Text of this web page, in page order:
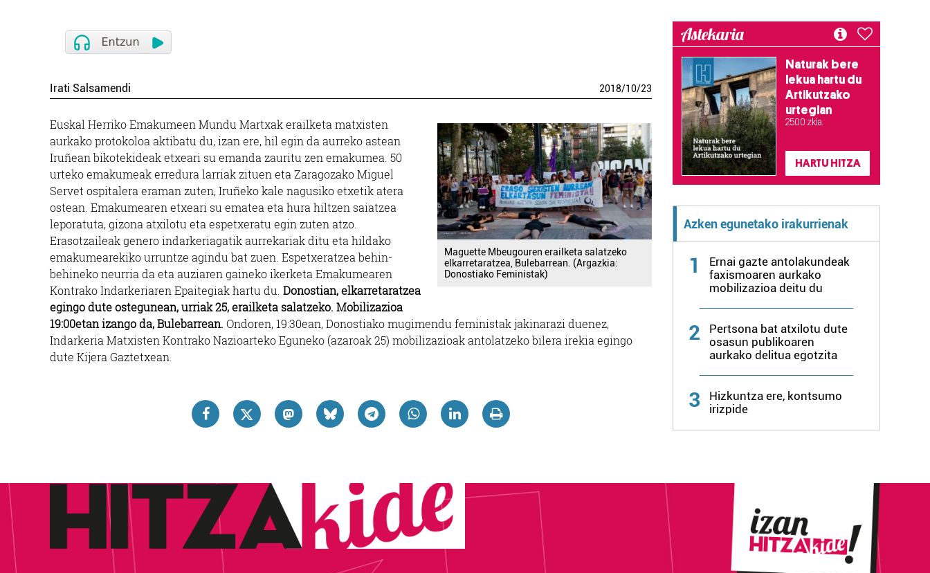
Irati Salsamendi 2018/10/23
Maguette Mbeugouren erailketa salatzeko
elkarretaratzea, Bulebarrean. (Argazkia:
Donostiako Feministak)
Euskal Herriko Emakumeen Mundu Martxak erailketa matxisten
aurkako protokoloa aktibatu du, izan ere, hil egin da aurreko astean
Iruñean bikotekideak etxeari su emanda zauritu zen emakumea. 50
urteko emakumeak erredura larriak zituen eta Zaragozako Miguel
Servet ospitalera eraman zuten, Iruñeko kale nagusiko etxetik atera
ostean. Emakumearen etxeari su ematea eta hura hiltzen saiatzea
leporatuta, gizona atxilotu eta espetxeratu egin zuten atzo.
Erasotzaileak genero indarkeriagatik aurrekariak ditu eta hildako
emakumearekiko urruntze agindu bat zuen. Espetxeratzea behin-
behineko neurria da eta auziaren gaineko ikerketa Emakumearen
Kontrako Indarkeriaren Epaitegiak hartu du. Donostian, elkarretaratzea
egingo dute ostegunean, urriak 25, erailketa salatzeko. Mobilizazioa
19:00etan izango da, Bulebarrean. Ondoren, 19:30ean, Donostiako mugimendu feministak jakinarazi duenez,
Indarkeria Matxisten Kontrako Nazioarteko Eguneko (azaroak 25) mobilizazioak antolatzeko bilera irekia egingo
dute Kijera Gaztetxean.
Astekaria
Naturak bere
lekua hartu du
Artikutzako
urtegian
2.500 zkia.
HARTU HITZA
Azken egunetako irakurrienak
1
Ernai gazte antolakundeak
faxismoaren aurkako
mobilizazioa deitu du
2
Pertsona bat atxilotu dute
osasun publikoaren
aurkako delitua egotzita
3
Hizkuntza ere, kontsumo
irizpide